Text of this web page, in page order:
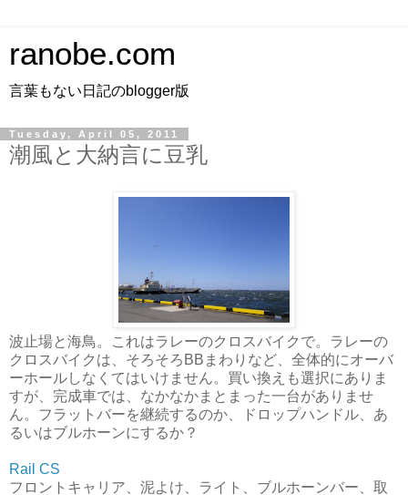
ranobe.com
言葉もない日記のblogger版
Tuesday, April 05, 2011
潮風と大納言に豆乳
波止場と海鳥。これはラレーのクロスバイクで。ラレーの
クロスバイクは、そろそろBBまわりなど、全体的にオーバ
ーホールしなくてはいけません。買い換えも選択にありま
すが、完成車では、なかなかまとまった一台がありませ
ん。フラットバーを継続するのか、ドロップハンドル、あ
るいはブルホーンにするか？
Rail CS
フロントキャリア、泥よけ、ライト、ブルホーンバー、取